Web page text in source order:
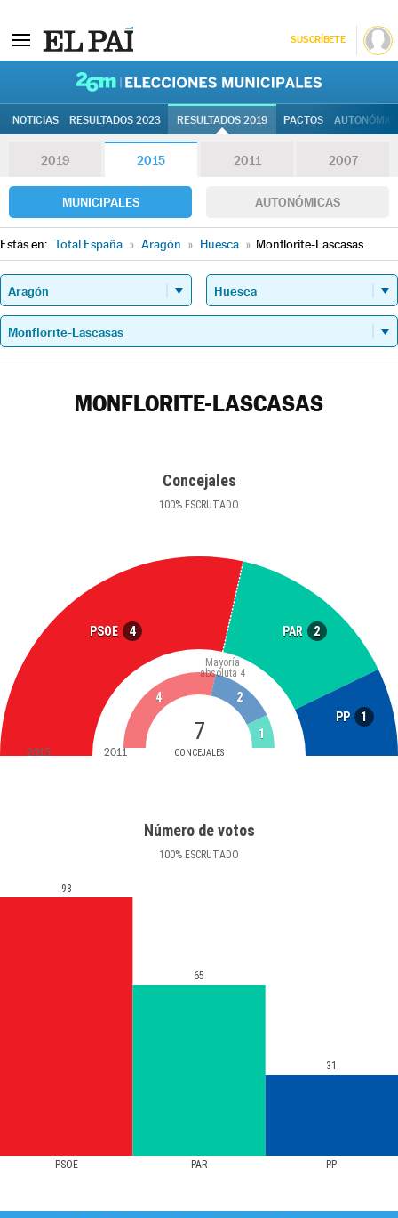
SUSCRÍBETE
NOTICIAS RESULTADOS 2023 RESULTADOS 2019 PACTOS
2019 2015 2011 2007
MUNICIPALES AUTONÓMICAS
Estás en: Total España » Aragón » Huesca » Monflorite-Lascasas
MONFLORITE-LASCASAS
Concejales
100% ESCRUTADO
PSOE 4 PAR 2
PP 1
7
CONCEJALES
Mayoría
absoluta 4
4 2
1
2015 2011
Número de votos
100% ESCRUTADO
PSOE PAR PP
98
65
31